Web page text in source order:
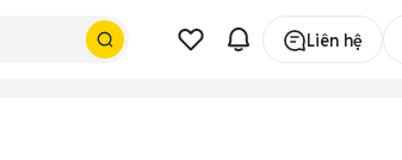
Liên hệ